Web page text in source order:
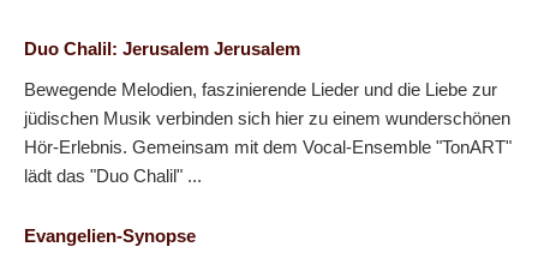
Duo Chalil: Jerusalem Jerusalem
Bewegende Melodien, faszinierende Lieder und die Liebe zur
jüdischen Musik verbinden sich hier zu einem wunderschönen
Hör-Erlebnis. Gemeinsam mit dem Vocal-Ensemble "TonART"
lädt das "Duo Chalil" ...
Evangelien-Synopse